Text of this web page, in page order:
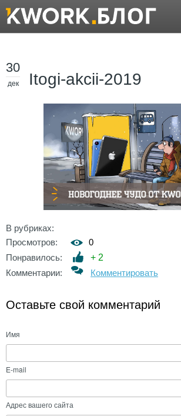
30
дек Itogi-akcii-2019
В рубриках:
Просмотров:
0
Понравилось:
+ 2
Комментарии:
Комментировать
Оставьте свой комментарий
Имя
E-mail
Адрес вашего сайта